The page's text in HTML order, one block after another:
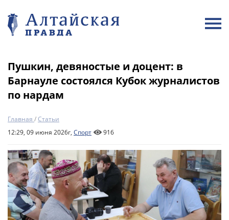
Пушкин, девяностые и доцент: в
Барнауле состоялся Кубок журналистов
по нардам
Главная /Статьи
12:29, 09 июня 2026г, Спорт 916